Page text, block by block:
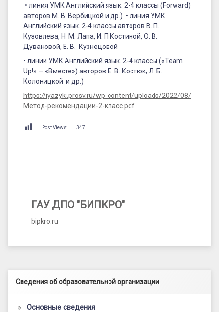
• линия УМК Английский язык. 2-4 классы (Forward)
авторов М. В. Вербицкой и др.) • линия УМК
Английский язык. 2-4 классы авторов В. П.
Кузовлева, Н. М. Лапа, И. П Костиной, О. В.
Дувановой, Е. В. Кузнецовой
• линии УМК Английский язык. 2-4 классы («Team
Up!» — «Вместе») авторов Е. В. Костюк, Л. Б.
Колоницкой и др.)
https://iyazyki.prosv.ru/wp-content/uploads/2022/08/
Метод-рекомендации-2-класс.pdf
Post Views: 347
ГАУ ДПО "БИПКРО"
bipkro.ru
Левый сайдбар
Сведения об образовательной организации
Основные сведения